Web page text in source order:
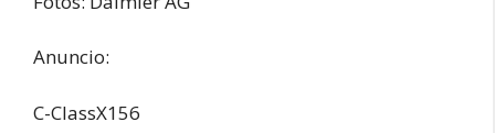
Anuncio:
C-ClassX156